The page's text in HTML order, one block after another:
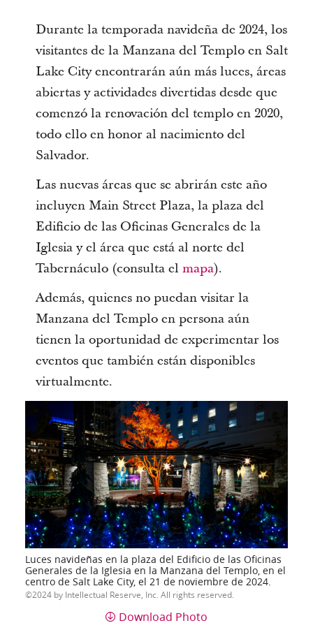
Durante la temporada navideña de 2024, los
visitantes de la Manzana del Templo en Salt
Lake City encontrarán aún más luces, áreas
abiertas y actividades divertidas desde que
comenzó la renovación del templo en 2020,
todo ello en honor al nacimiento del
Salvador.
Las nuevas áreas que se abrirán este año
incluyen Main Street Plaza, la plaza del
Edificio de las Oficinas Generales de la
Iglesia y el área que está al norte del
Tabernáculo (consulta el mapa).
Además, quienes no puedan visitar la
Manzana del Templo en persona aún
tienen la oportunidad de experimentar los
eventos que también están disponibles
virtualmente.
Luces navideñas en la plaza del Edificio de las Oficinas
Generales de la Iglesia en la Manzana del Templo, en el
centro de Salt Lake City, el 21 de noviembre de 2024.
2024 by Intellectual Reserve, Inc. All rights reserved.
Download Photo